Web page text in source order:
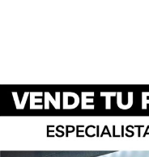
finlandés que
deben derribar 12
del palo o ‘
para participar.